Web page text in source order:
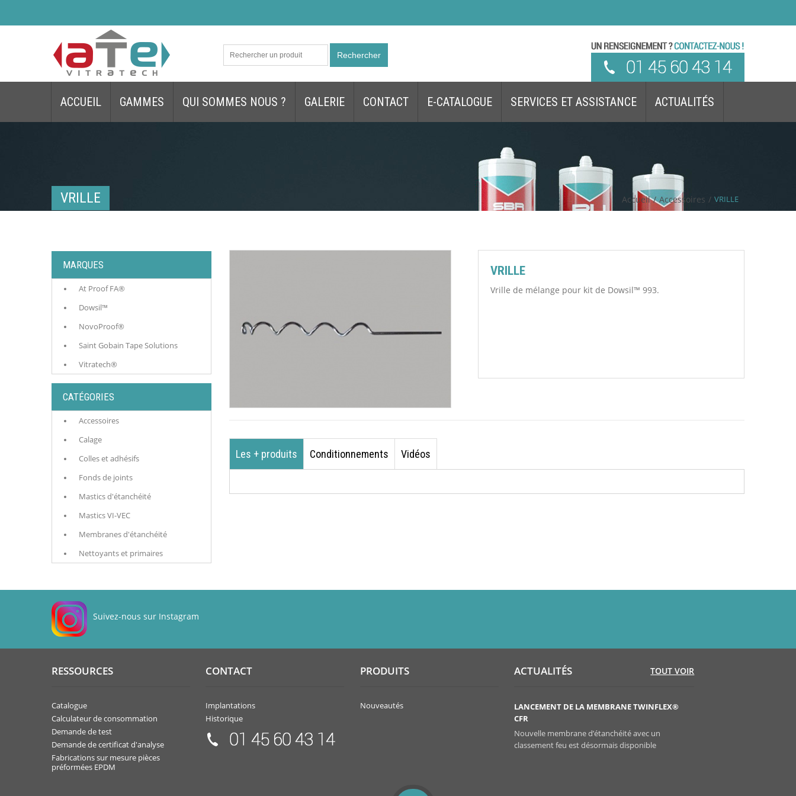
Rechercher
ACCUEIL GAMMES QUI SOMMES NOUS ? GALERIE CONTACT E-CATALOGUE SERVICES ET ASSISTANCE ACTUALITÉS
VRILLE Accueil / Accessoires / VRILLE
MARQUES
At Proof FA®
Dowsil™
NovoProof®
Saint Gobain Tape Solutions
Vitratech®
CATÉGORIES
Accessoires
Calage
Colles et adhésifs
Fonds de joints
Mastics d'étanchéité
Mastics VI-VEC
Membranes d'étanchéité
Nettoyants et primaires
VRILLE
Vrille de mélange pour kit de Dowsil™ 993.
Les + produits Conditionnements Vidéos
Suivez-nous sur Instagram
RESSOURCES
Catalogue
Calculateur de consommation
Demande de test
Demande de certificat d'analyse
Fabrications sur mesure pièces
préformées EPDM
CONTACT
Implantations
Historique
PRODUITS
Nouveautés
ACTUALITÉS TOUT VOIR
TELECHARGEMENT
LANCEMENT DE LA MEMBRANE TWINFLEX®
CFR
Nouvelle membrane d’étanchéité avec un
classement feu est désormais disponible